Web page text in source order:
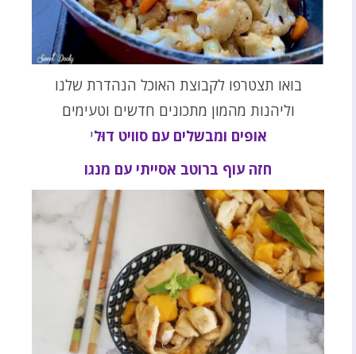
בואו תצטרפו לקבוצת האוכל הנהדרת שלנו
וליהנות מהמון מתכונים חדשים וטעימים
אופים ומבשלים עם סוויט דוּלי
חזה עוף ברוטב אסייתי עם מנגו